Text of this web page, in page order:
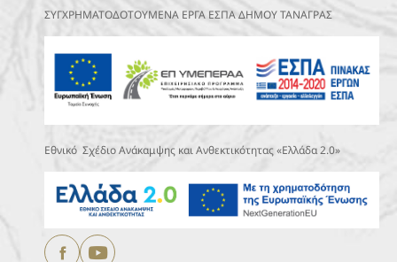
ΣΥΓΧΡΗΜΑΤΟΔΟΤΟΥΜΕΝΑ ΕΡΓΑ ΕΣΠΑ ΔΗΜΟΥ ΤΑΝΑΓΡΑΣ
Εθνικό Σχέδιο Ανάκαμψης και Ανθεκτικότητας «Ελλάδα 2.0»